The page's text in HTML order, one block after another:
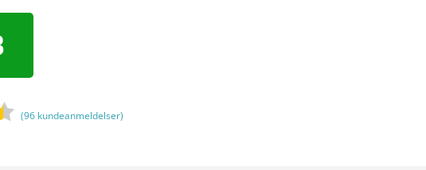
(96 kundeanmeldelser)